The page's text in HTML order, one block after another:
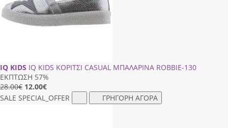
IQ KIDS IQ KIDS ΚΟΡΙΤΣΙ CASUAL ΜΠΑΛΑΡΙΝΑ RΟΒΒΙΕ-130
ΕΚΠΤΩΣΗ 57%
28.00€ 12.00€
SALE SPECIAL_OFFER ΓΡΗΓΟΡΗ ΑΓΟΡΑ